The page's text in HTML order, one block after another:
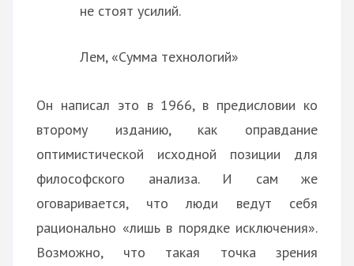
не стоят усилий.
Лем, «Сумма технологий»
Он написал это в 1966, в предисловии ко
второму изданию, как оправдание
оптимистической исходной позиции для
философского анализа. И сам же
оговаривается, что люди ведут себя
рационально «лишь в порядке исключения».
Возможно, что такая точка зрения